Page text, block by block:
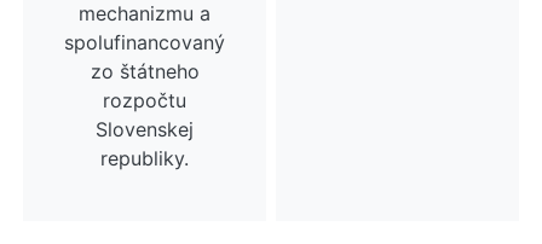
mechanizmu a
spolufinancovaný
zo štátneho
rozpočtu
Slovenskej
republiky.